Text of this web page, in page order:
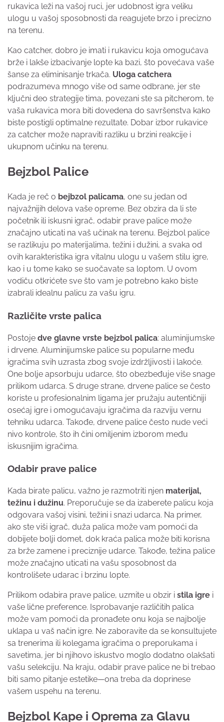
rukavica leži na vašoj ruci, jer udobnost igra veliku
ulogu u vašoj sposobnosti da reagujete brzo i precizno
na terenu.
Kao catcher, dobro je imati i rukavicu koja omogućava
brže i lakše izbacivanje lopte ka bazi, što povećava vaše
šanse za eliminisanje trkača. Uloga catchera
podrazumeva mnogo više od same odbrane, jer ste
ključni deo strategije tima, povezani ste sa pitcherom, te
vaša rukavica mora biti dovedena do savršenstva kako
biste postigli optimalne rezultate. Dobar izbor rukavice
za catcher može napraviti razliku u brzini reakcije i
ukupnom učinku na terenu.
Bejzbol Palice
Kada je reč o bejbzol palicama, one su jedan od
najvažnijih delova vaše opreme. Bez obzira da li ste
početnik ili iskusni igrač, odabir prave palice može
značajno uticati na vaš učinak na terenu. Bejzbol palice
se razlikuju po materijalima, težini i dužini, a svaka od
ovih karakteristika igra vitalnu ulogu u vašem stilu igre,
kao i u tome kako se suočavate sa loptom. U ovom
vodiču otkrićete sve što vam je potrebno kako biste
izabrali idealnu palicu za vašu igru.
Različite vrste palica
Postoje dve glavne vrste bejzbol palica: aluminijumske
i drvene. Aluminijumske palice su popularne među
igračima svih uzrasta zbog svoje izdržljivosti i lakoće.
One bolje apsorbuju udarce, što obezbeđuje više snage
prilikom udarca. S druge strane, drvene palice se često
koriste u profesionalnim ligama jer pružaju autentičniji
osećaj igre i omogućavaju igračima da razviju vernu
tehniku udarca. Takođe, drvene palice često nude veći
nivo kontrole, što ih čini omiljenim izborom među
iskusnijim igračima.
Odabir prave palice
Kada birate palicu, važno je razmotriti njen materijal,
težinu i dužinu. Preporučuje se da izaberete palicu koja
odgovara vašoj visini, težini i snazi udarca. Na primer,
ako ste viši igrač, duža palica može vam pomoći da
dobijete bolji domet, dok kraća palica može biti korisna
za brže zamene i preciznije udarce. Takođe, težina palice
može značajno uticati na vašu sposobnost da
kontrolišete udarac i brzinu lopte.
Prilikom odabira prave palice, uzmite u obzir i stila igre i
vaše lične preference. Isprobavanje različitih palica
može vam pomoći da pronađete onu koja se najbolje
uklapa u vaš način igre. Ne zaboravite da se konsultujete
sa trenerima ili kolegama igračima o preporukama i
savetima, jer bi njihovo iskustvo moglo dodatno olakšati
vašu selekciju. Na kraju, odabir prave palice ne bi trebao
biti samo pitanje estetike—ona treba da doprinese
vašem uspehu na terenu.
Bejzbol Kape i Oprema za Glavu